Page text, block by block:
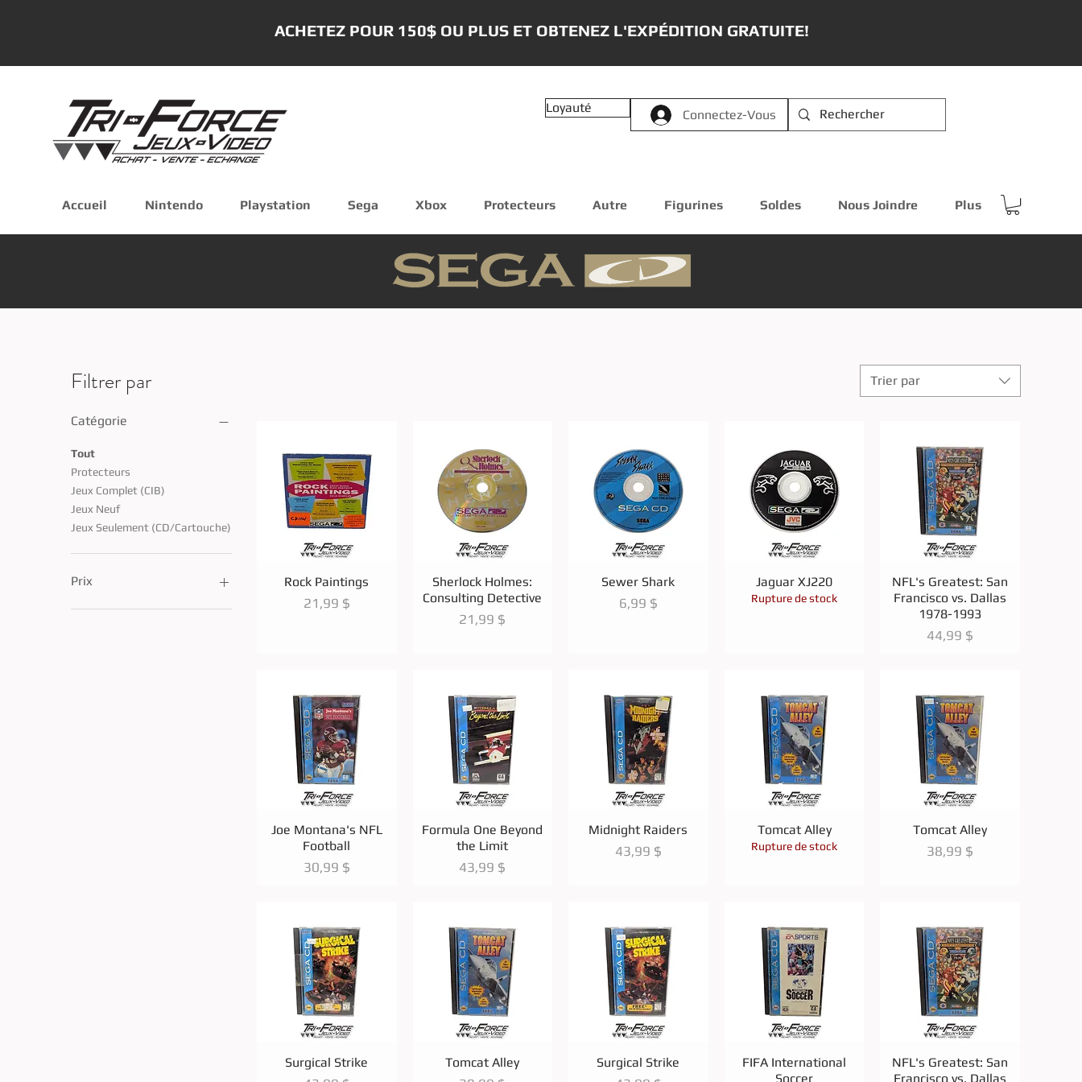
ACHETEZ POUR 150$ OU PLUS ET OBTENEZ L'EXPÉDITION GRATUITE!
Loyauté Connectez-Vous
Accueil Nintendo Playstation Sega Xbox Protecteurs Autre Figurines Soldes Nous Joindre Plus
Filtrer par
Catégorie
Tout
Protecteurs
Jeux Complet (CIB)
Jeux Neuf
Jeux Seulement (CD/Cartouche)
Prix
Trier par
Aperçu rapide
Rock Paintings
Prix
21,99 $
Aperçu rapide
Sherlock Holmes:
Consulting Detective
Prix
21,99 $
Aperçu rapide
Sewer Shark
Prix
6,99 $
Aperçu rapide
Jaguar XJ220
Rupture de stock
Aperçu rapide
NFL's Greatest: San
Francisco vs. Dallas
1978-1993
Prix
44,99 $
Aperçu rapide
Joe Montana's NFL
Football
Prix
30,99 $
Aperçu rapide
Formula One Beyond
the Limit
Prix
43,99 $
Aperçu rapide
Midnight Raiders
Prix
43,99 $
Aperçu rapide
Tomcat Alley
Rupture de stock
Aperçu rapide
Tomcat Alley
Prix
38,99 $
Aperçu rapide
Surgical Strike Aperçu rapide
Tomcat Alley Aperçu rapide
Surgical Strike Aperçu rapide
FIFA International
Soccer
Aperçu rapide
NFL's Greatest: San
Francisco vs. Dallas